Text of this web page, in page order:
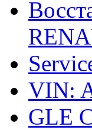
VIN:
GLE